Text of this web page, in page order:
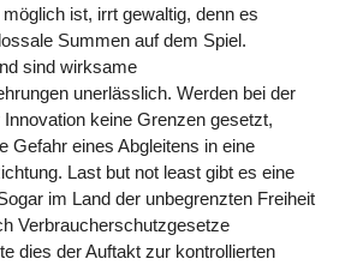
ist, irrt gewaltig, denn es
Summen auf dem Spiel.
sind wirksame
unerlässlich. Werden bei der
Innovation keine Grenzen gesetzt,
Gefahr eines Abgleitens in eine
Last but not least gibt es eine
im Land der unbegrenzten Freiheit
Verbraucherschutzgesetze
dies der Auftakt zur kontrollierten